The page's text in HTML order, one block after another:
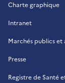
Charte graphique
Intranet
Marchés publics
Presse
Registre de Santé